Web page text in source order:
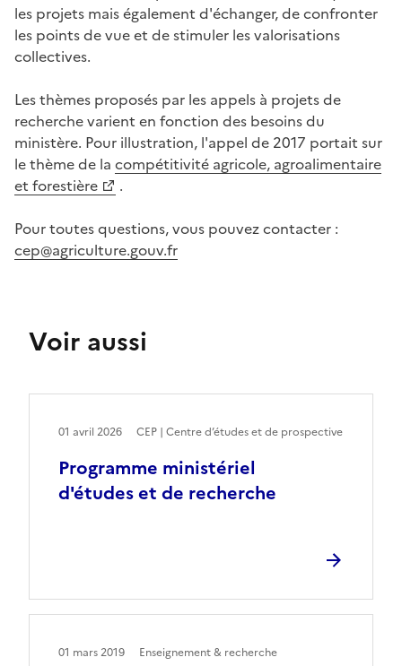
les projets mais également d'échanger, de confronter
les points de vue et de stimuler les valorisations
collectives.
Les thèmes proposés par les appels à projets de
recherche varient en fonction des besoins du
ministère. Pour illustration, l'appel de 2017 portait sur
le thème de la compétitivité agricole, agroalimentaire
et forestière
.
Pour toutes questions, vous pouvez contacter :
cep@agriculture.gouv.fr
Voir aussi
Programme ministériel
d'études et de recherche
01 avril 2026 CEP | Centre d’études et de prospective
01 mars 2019 Enseignement & recherche